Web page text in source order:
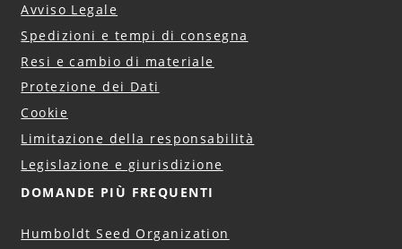
Avviso Legale
Spedizioni e tempi di consegna
Resi e cambio di materiale
Protezione dei Dati
Cookie
Limitazione della responsabilità
Legislazione e giurisdizione
DOMANDE PIÙ FREQUENTI
Humboldt Seed Organization